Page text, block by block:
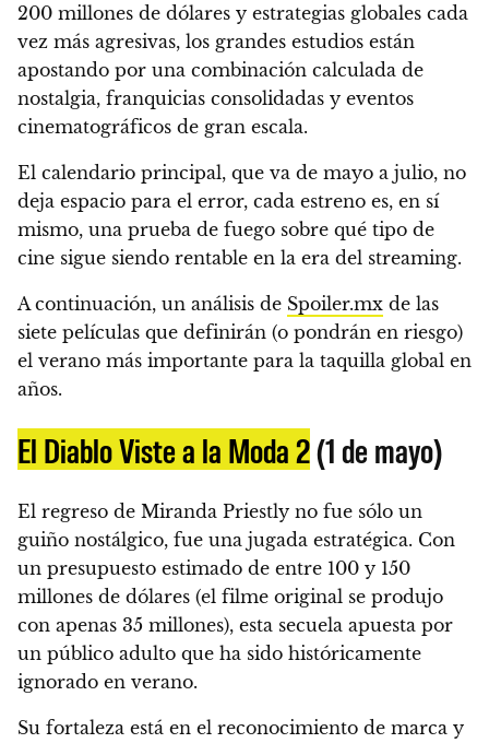
200 millones de dólares y estrategias globales cada
vez más agresivas, los grandes estudios están
apostando por una combinación calculada de
nostalgia, franquicias consolidadas y eventos
cinematográficos de gran escala.
El calendario principal, que va de mayo a julio, no
deja espacio para el error, cada estreno es, en sí
mismo, una prueba de fuego sobre qué tipo de
cine sigue siendo rentable en la era del streaming.
A continuación, un análisis de Spoiler.mx de las
siete películas que definirán (o pondrán en riesgo)
el verano más importante para la taquilla global en
años.
El Diablo Viste a la Moda 2(1 de mayo)
El regreso de Miranda Priestly no fue sólo un
guiño nostálgico, fue una jugada estratégica. Con
un presupuesto estimado de entre 100 y 150
millones de dólares (el filme original se produjo
con apenas 35 millones), esta secuela apuesta por
un público adulto que ha sido históricamente
ignorado en verano.
Su fortaleza está en el reconocimiento de marca y